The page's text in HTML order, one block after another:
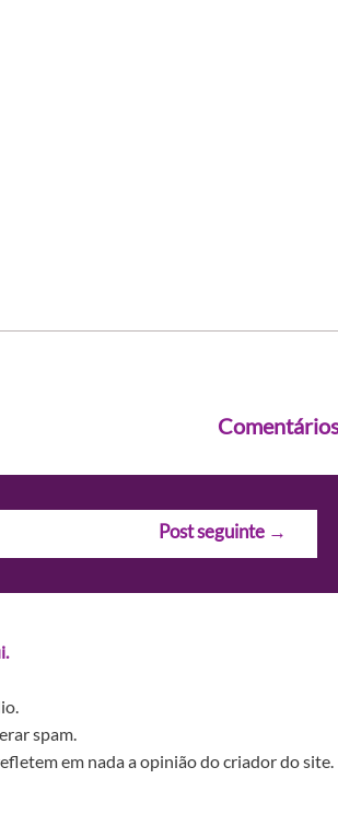
Post seguinte →
spam.
em nada a opinião do criador do site.